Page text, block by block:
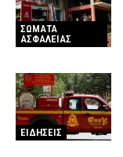
ΣΩΜΑΤΑ
ΑΣΦΑΛΕΙΑΣ
ΕΙΔΗΣΕΙΣ